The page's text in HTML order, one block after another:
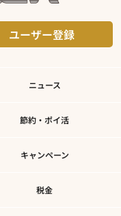
ユーザー登録
ニュース
節約・ポイ活
キャンペーン
税金